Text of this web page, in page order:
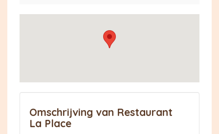
Omschrijving van Restaurant
La Place